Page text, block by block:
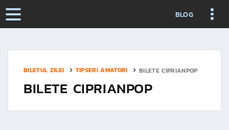
BLOG
BILETUL ZILEI TIPSERI AMATORI BILETE CIPRIANPOP
BILETE CIPRIANPOP